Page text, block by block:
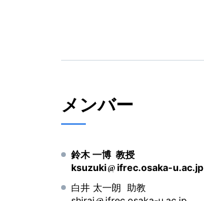
メンバー
鈴木 一博 教授
ksuzuki
ifrec.osaka-u.ac.jp
白井 太一朗 助教